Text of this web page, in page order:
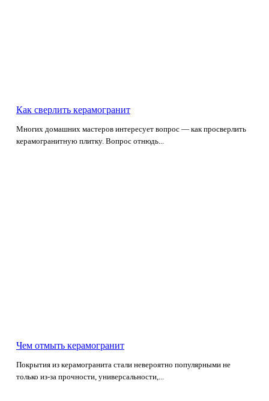
Как сверлить керамогранит
Многих домашних мастеров интересует вопрос — как просверлить
керамогранитную плитку. Вопрос отнюдь...
Чем отмыть керамогранит
Покрытия из керамогранита стали невероятно популярными не
только из-за прочности, универсальности,...